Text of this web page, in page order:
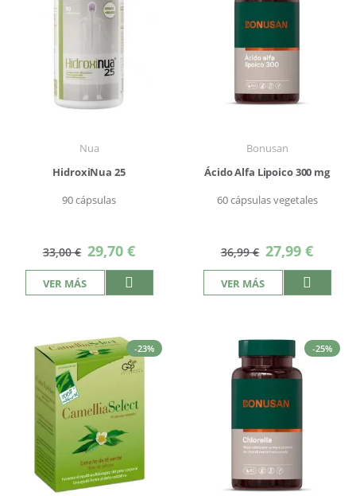
Nua
HidroxiNua 25
90 cápsulas
33,00 € Precio
especial
29,70 €
VER MÁS
Bonusan
Ácido Alfa Lipoico 300 mg
60 cápsulas vegetales
36,99 € Precio
especial
27,99 €
VER MÁS
-23% -25%